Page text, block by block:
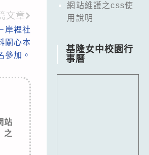
文章
岸裡社
關心本
參加。
站
之
網站維護之css使
用說明
基隆女中校園行
事曆